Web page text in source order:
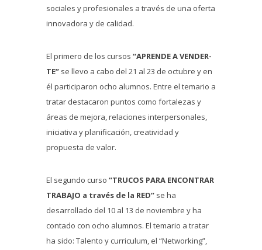
sociales y profesionales a través de una oferta
innovadora y de calidad.
El primero de los cursos “APRENDE A VENDER-
TE” se llevo a cabo del 21 al 23 de octubre y en
él participaron ocho alumnos. Entre el temario a
tratar destacaron puntos como fortalezas y
áreas de mejora, relaciones interpersonales,
iniciativa y planificación, creatividad y
propuesta de valor.
El segundo curso “TRUCOS PARA ENCONTRAR
TRABAJO a través de la RED” se ha
desarrollado del 10 al 13 de noviembre y ha
contado con ocho alumnos. El temario a tratar
ha sido: Talento y curriculum, el “Networking”,